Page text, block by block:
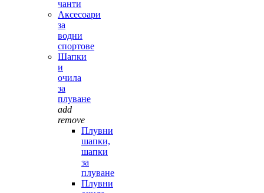
чанти
Аксесоари
за
водни
спортове
Шапки
и
очила
за
плуване
add
remove
Плувни
шапки,
шапки
за
плуване
Плувни